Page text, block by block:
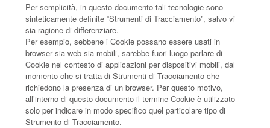
Per semplicità, in questo documento tali tecnologie sono
sinteticamente definite “Strumenti di Tracciamento”, salvo vi
sia ragione di differenziare.
Per esempio, sebbene i Cookie possano essere usati in
browser sia web sia mobili, sarebbe fuori luogo parlare di
Cookie nel contesto di applicazioni per dispositivi mobili, dal
momento che si tratta di Strumenti di Tracciamento che
richiedono la presenza di un browser. Per questo motivo,
all’interno di questo documento il termine Cookie è utilizzato
solo per indicare in modo specifico quel particolare tipo di
Strumento di Tracciamento.